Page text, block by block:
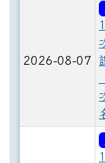
2026-08-07